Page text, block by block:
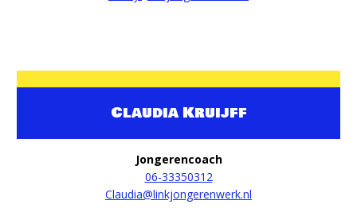
Claudia Kruijff
Jongerencoach
06-33350312‬
Claudia@linkjongerenwerk.nl